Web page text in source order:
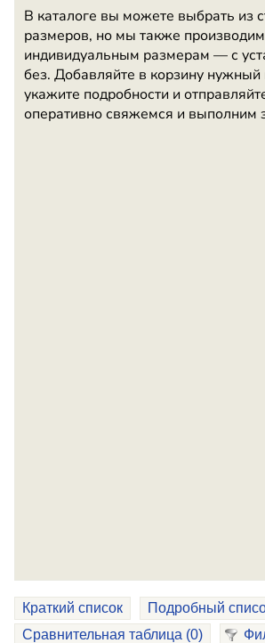
В каталоге вы можете выбрать из
размеров, но мы также
индивидуальным размерам — с
без. Добавляйте в корзину
укажите подробности и
оперативно свяжемся и выполним
Краткий список
Подробный
Сравнительная таблица (0)